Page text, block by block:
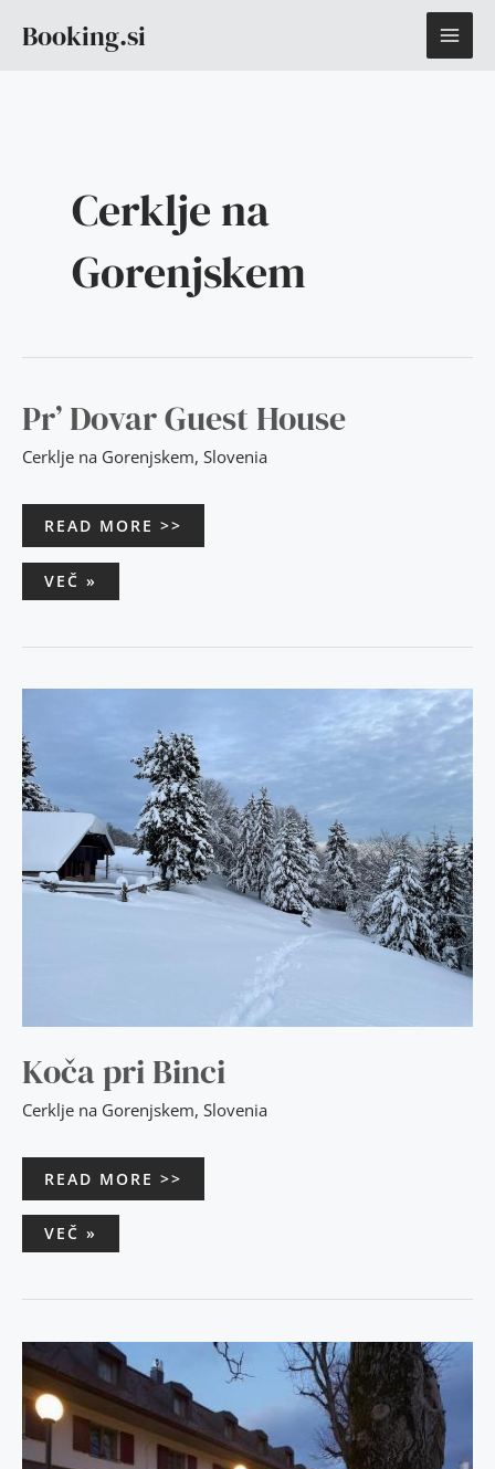
Booking.si
Cerklje na
Gorenjskem
Pr’ Dovar Guest House
Cerklje na Gorenjskem, Slovenia
READ MORE >>
PR’
DOVAR
GUEST
HOUSE
VEČ »
Koča pri Binci
Cerklje na Gorenjskem, Slovenia
READ MORE >>
KOČA
VEČ »
HOTEL
DVOR
JEZERSEK
BRNIK